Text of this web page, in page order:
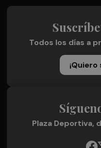
Todos los días a
Plaza Deportiva,